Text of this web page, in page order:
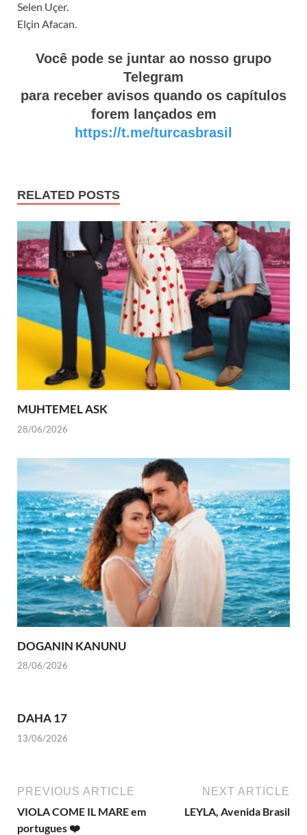
Selen Uçer.
Elçin Afacan.
Você pode se juntar ao nosso grupo
Telegram
para receber avisos quando os capítulos
forem lançados em
https://t.me/turcasbrasil
RELATED POSTS
MUHTEMEL ASK
28/06/2026
DOGANIN KANUNU
28/06/2026
DAHA 17
13/06/2026
PREVIOUS ARTICLE
VIOLA COME IL MARE em
portugues ❤️
NEXT ARTICLE
LEYLA, Avenida Brasil